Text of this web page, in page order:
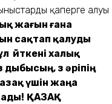
қаперге алуы
жағын ғана
сақтап қалуды
өйткені халық
өз әріпің
үшін жаңа
ҚАЗАҚ